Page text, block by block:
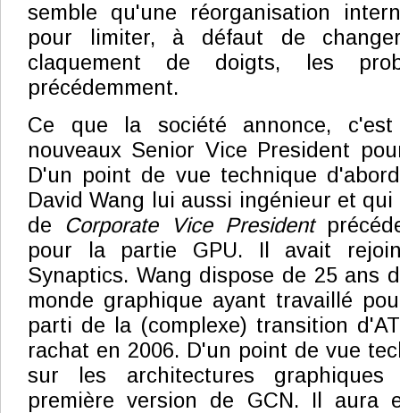
semble qu'une réorganisation
pour limiter, à défaut de
claquement de doigts, les
précédemment.
Ce que la société annonce,
nouveaux Senior Vice President
D'un point de vue technique
David Wang lui aussi ingénieur et
de Corporate Vice President
pour la partie GPU. Il avait
Synaptics. Wang dispose de 25 ans
monde graphique ayant travaillé
parti de la (complexe) transition
rachat en 2006. D'un point de vue
sur les architectures
première version de GCN. Il aura